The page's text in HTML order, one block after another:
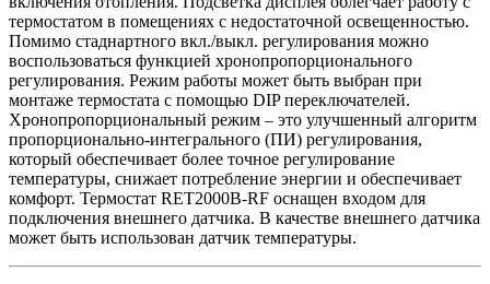
термостатом в помещениях с недостаточной освещенностью.
Помимо стаднартного вкл./выкл. регулирования можно
воспользоваться функцией хронопропорционального
регулирования. Режим работы может быть выбран при
монтаже термостата с помощью DIP переключателей.
Хронопропорциональный режим – это улучшенный алгоритм
пропорционально-интегрального (ПИ) регулирования,
который обеспечивает более точное регулирование
температуры, снижает потребление энергии и обеспечивает
комфорт. Термостат RET2000B-RF оснащен входом для
подключения внешнего датчика. В качестве внешнего датчика
может быть использован датчик температуры.